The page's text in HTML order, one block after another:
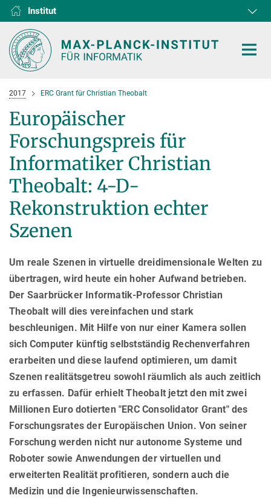
Institut
D1
D2
D3
D4
D5
D6
RG1
RG2
RG3
HOME
FORSCHUNG
ABTEILUNGEN
D1 Algorithms and Complexity
D3 Internet Architecture
Computer Graphics
Databases and Information Systems
D6 Visual Computing and Artificial Intelligence
RG1 Automation of Logic
RG2 Network and Cloud Systems
Multimodal Language Processing
PUBLIKATIONEN
FORSCHUNGSKOORDINATION
OMBUDSMANN FÜR GUTE WISSENSCHAFTLICHE PRAXIS UND
PROMOTIONSANGELEGENHEITEN
KOOPERATIONEN
FORSCHUNG
European Laboratory for Learning and Intelligent Systems (ELLIS
Unit SAM)
Kaiserslautern-Saarbrücken Computer Science Cluster
Saarbrücken Research Center for Visual Computing, Interaction
and Artificial Intelligence (VIA)
Saarland Informatics Campus
GRADUIERTENPROGRAMME
International Max Planck Research School on Trustworthy
Computing
Max Planck Graduate Center for Computer and Information Science
Konrad Zuse School of Excellence in Learning and Intelligent
Systems (ELIZA)
NEWS & EVENTS
AKTUELLES
AUSZEICHNUNGEN
CAMPUS EVENT KALENDER
DIENSTE
GEMEINSAME ZENTRALE DIENSTE
GEMEINSAME VERWALTUNG
Bibliothek
GEMEINSAME WISSENSCHAFTLICHE IT UND TECHNISCHE
DIENSTE
Haus und Technik
FORSCHUNGSKOORDINATION
BEAUFTRAGTE FÜR CHANCENGLEICHEIT
Chancengleicheit
STELLENANGEBOTE
PRAKTIKA
GRÜNDEN (IT-INKUBATOR)
SOFTWARE
ÜBER UNS
INSTITUT
Zielsetzung
Max-Planck-Gesellschaft
Wissenschaftliche Mitglieder der MPG
Standort & Adresse
English
2017 ERC Grant für Christian Theobalt
Europäischer
Forschungspreis für
Informatiker Christian
Theobalt: 4-D-
Rekonstruktion echter
Szenen
Um reale Szenen in virtuelle dreidimensionale Welten zu
übertragen, wird heute ein hoher Aufwand betrieben.
Der Saarbrücker Informatik-Professor Christian
Theobalt will dies vereinfachen und stark
beschleunigen. Mit Hilfe von nur einer Kamera sollen
sich Computer künftig selbstständig Rechenverfahren
erarbeiten und diese laufend optimieren, um damit
Szenen realitätsgetreu sowohl räumlich als auch zeitlich
zu erfassen. Dafür erhielt Theobalt jetzt den mit zwei
Millionen Euro dotierten "ERC Consolidator Grant" des
Forschungsrates der Europäischen Union. Von seiner
Forschung werden nicht nur autonome Systeme und
Roboter sowie Anwendungen der virtuellen und
erweiterten Realität profitieren, sondern auch die
Medizin und die Ingenieurwissenschaften.